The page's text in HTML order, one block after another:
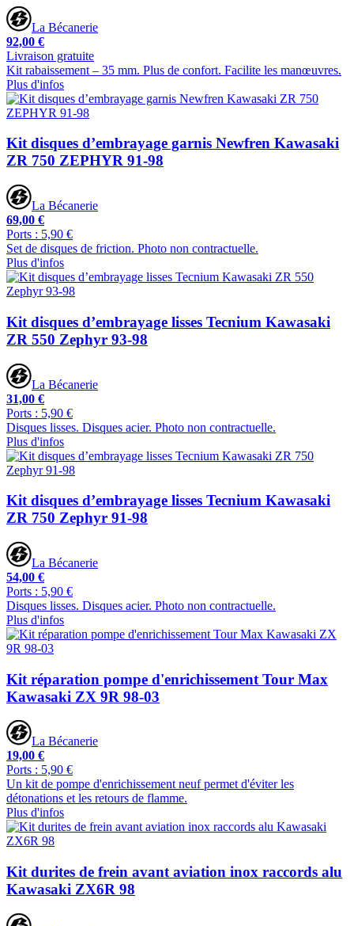
La Bécanerie
92,00 €
Livraison gratuite
Kit rabaissement – 35 mm. Plus de confort. Facilite les manœuvres.
Plus d'infos
Kit disques d’embrayage garnis Newfren Kawasaki
ZR 750 ZEPHYR 91-98
La Bécanerie
69,00 €
Ports : 5,90 €
Set de disques de friction. Photo non contractuelle.
Plus d'infos
Kit disques d’embrayage lisses Tecnium Kawasaki
ZR 550 Zephyr 93-98
La Bécanerie
31,00 €
Ports : 5,90 €
Disques lisses. Disques acier. Photo non contractuelle.
Plus d'infos
Kit disques d’embrayage lisses Tecnium Kawasaki
ZR 750 Zephyr 91-98
La Bécanerie
54,00 €
Ports : 5,90 €
Disques lisses. Disques acier. Photo non contractuelle.
Plus d'infos
Kit réparation pompe d'enrichissement Tour Max
Kawasaki ZX 9R 98-03
La Bécanerie
19,00 €
Ports : 5,90 €
Un kit de pompe d'enrichissement neuf permet d'éviter les
détonations et les retours de flamme.
Plus d'infos
Kit durites de frein avant aviation inox raccords alu
Kawasaki ZX6R 98